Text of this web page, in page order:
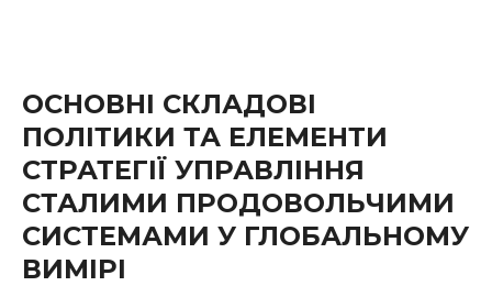
ОСНОВНІ СКЛАДОВІ
ПОЛІТИКИ ТА ЕЛЕМЕНТИ
СТРАТЕГІЇ УПРАВЛІННЯ
СТАЛИМИ ПРОДОВОЛЬЧИМИ
СИСТЕМАМИ У ГЛОБАЛЬНОМУ
ВИМІРІ